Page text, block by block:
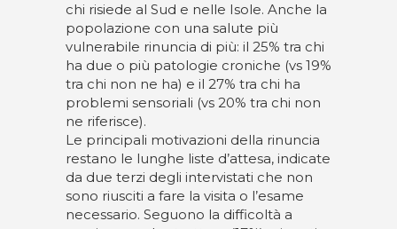
chi risiede al Sud e nelle Isole. Anche la
popolazione con una salute più
vulnerabile rinuncia di più: il 25% tra chi
ha due o più patologie croniche (vs 19%
tra chi non ne ha) e il 27% tra chi ha
problemi sensoriali (vs 20% tra chi non
ne riferisce).
Le principali motivazioni della rinuncia
restano le lunghe liste d’attesa, indicate
da due terzi degli intervistati che non
sono riusciti a fare la visita o l’esame
necessario. Seguono la difficoltà a